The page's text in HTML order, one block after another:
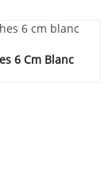
6 Cm Blanc